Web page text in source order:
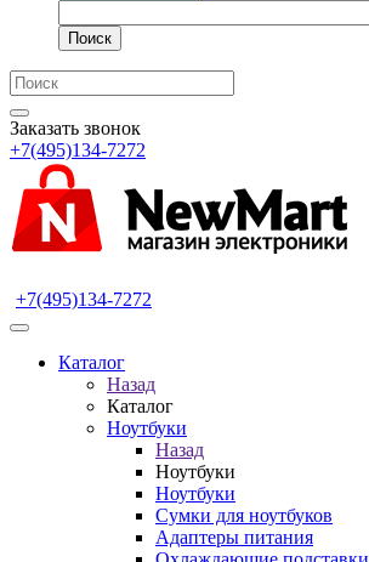
Поиск
Заказать звонок
+7(495)134-7272
+7(495)134-7272
Каталог
Назад
Каталог
Ноутбуки
Назад
Ноутбуки
Ноутбуки
Сумки для ноутбуков
Адаптеры питания